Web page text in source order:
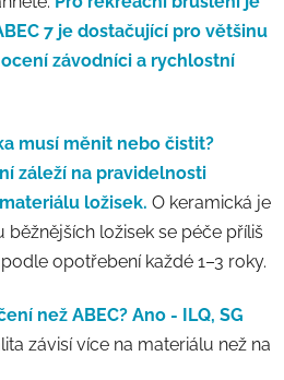
7 je dostačující pro většinu
závodníci a rychlostní
musí měnit nebo čistit?
záleží na pravidelnosti
ložisek. O keramická je
běžnějších ložisek se péče příliš
opotřebení každé 1–3 roky.
než ABEC? Ano - ILQ, SG
závisí více na materiálu než na